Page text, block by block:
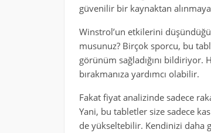
güvenilir bir kaynaktan
Winstrol’un etkilerini
musunuz? Birçok sporcu, bu
görünüm sağladığını bildiriyor.
bırakmanıza yardımcı olabilir.
Fakat fiyat analizinde sadece
Yani, bu tabletler size sadece
de yükseltebilir. Kendinizi daha